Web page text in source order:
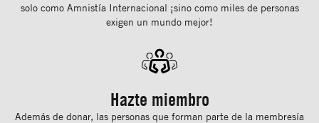
solo como Amnistía Internacional ¡sino como miles de personas
exigen un mundo mejor!
Hazte miembro
Además de donar, las personas que forman parte de la membresía